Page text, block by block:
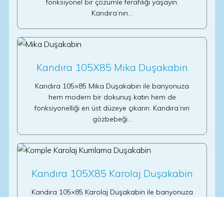
fonksiyonel bir çözümle ferahlığı yaşayın.
Kandıra’nın…
Kandıra 105X85 Mika Duşakabin
Kandıra 105×85 Mika Duşakabin ile banyonuza
hem modern bir dokunuş katın hem de
fonksiyonelliği en üst düzeye çıkarın. Kandıra’nın
gözbebeği…
Kandıra 105X85 Karolaj Duşakabin
Kandıra 105×85 Karolaj Duşakabin ile banyonuza